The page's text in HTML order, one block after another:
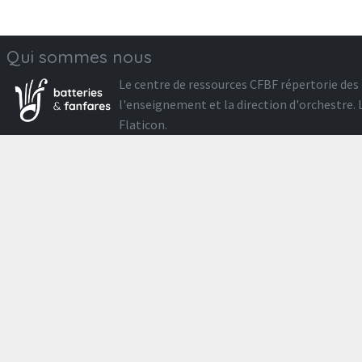
Qui sommes nous
Le centre de ressources CFBF répertorie
l'enseignement et la direction d'orchestre.
Flaticon.